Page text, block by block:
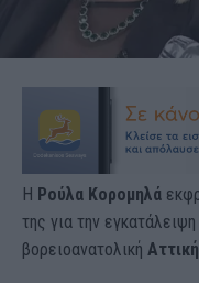
Η Ρούλα Κορομηλά
της για την εγκατάλειψη
βορειοανατολική Αττική